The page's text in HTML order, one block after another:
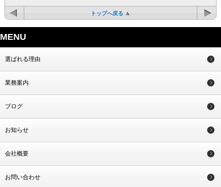
トップへ戻る
MENU
選ばれる理由
業務案内
ブログ
お知らせ
会社概要
お問い合わせ